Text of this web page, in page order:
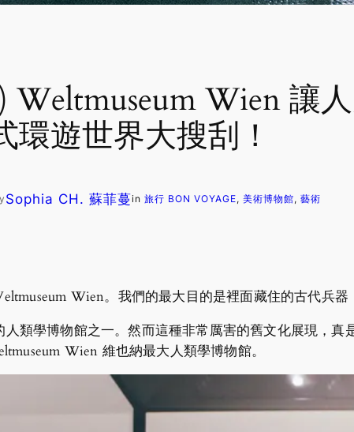
Weltmuseum Wien 讓
環遊世界大搜刮！
Sophia CH. 蘇菲蔓in 旅行 BON VOYAGE, 美術博物館, 藝術
Wien。我們的最大目的是裡面藏住的古代兵器
類學博物館之一。然而這種非常厲害的舊文化展現，
Wien 維也納最大人類學博物館。